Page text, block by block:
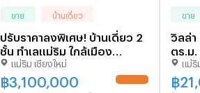
ขาย บ้านเดี่ยว
ปรับราคาลงพิเศษ! บ้านเดี่ยว 2
ชั้น ทำเลแม่ริม ใกล้เมือง
เชียงใหม่ T. 063-6649056
แม่ริม เชียงใหม่
฿3,100,000
ขาย
วิลล่า
ตร.ม.
แม่ริ
฿